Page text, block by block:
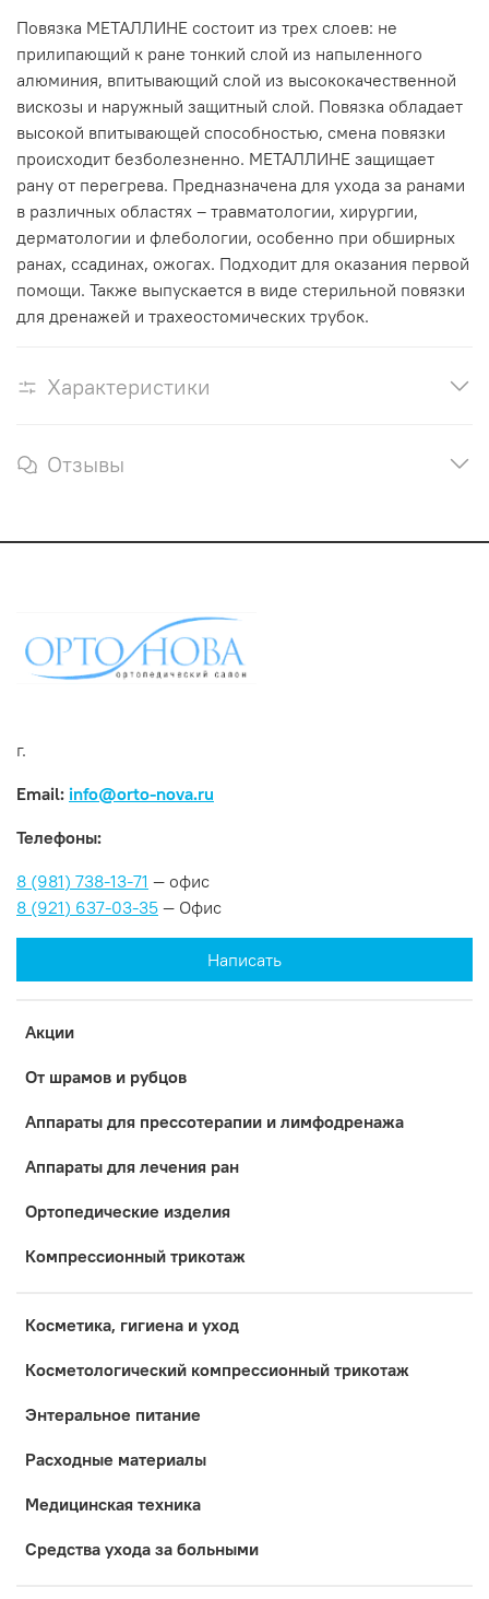
Повязка МЕТАЛЛИНЕ состоит из трех слоев: не
прилипающий к ране тонкий слой из напыленного
алюминия, впитывающий слой из высококачественной
вискозы и наружный защитный слой. Повязка обладает
высокой впитывающей способностью, смена повязки
происходит безболезненно. МЕТАЛЛИНЕ защищает
рану от перегрева. Предназначена для ухода за ранами
в различных областях – травматологии, хирургии,
дерматологии и флебологии, особенно при обширных
ранах, ссадинах, ожогах. Подходит для оказания первой
помощи. Также выпускается в виде стерильной повязки
для дренажей и трахеостомических трубок.
Характеристики
Отзывы
Акции
От шрамов и рубцов
Аппараты для прессотерапии и лимфодренажа
Аппараты для лечения ран
Ортопедические изделия
Компрессионный трикотаж
Косметика, гигиена и уход
Коcметологический компрессионный трикотаж
Энтеральное питание
Расходные материалы
Медицинская техника
Средства ухода за больными
г.
Email: info@orto-nova.ru
Телефоны:
8 (981) 738-13-71 — офис
8 (921) 637-03-35 — Офис
Написать